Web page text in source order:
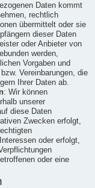
Daten kommt
rechtlich
übermittelt oder sie
dieser Daten
oder Anbieter von
werden,
Vorgaben und
Vereinbarungen, die
Ihrer Daten ab.
: Wir können
unserer
diese Daten
Zwecken erfolgt,
oder erfolgt,
oder eine